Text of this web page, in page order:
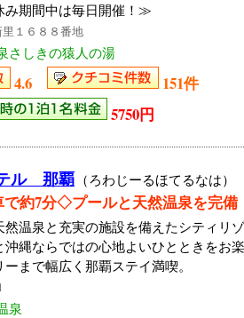
み期間中は毎日開催！≫
１６８８番地
さしきの猿人の湯
4.6
151件
5750円
ル 那覇 （ろわじーるほてるなは）
約7分◇プールと天然温泉を完備
温泉と充実の施設を備えたシティリ
沖縄ならではの心地よいひとときをお
まで幅広く那覇ステイ満喫。
泉